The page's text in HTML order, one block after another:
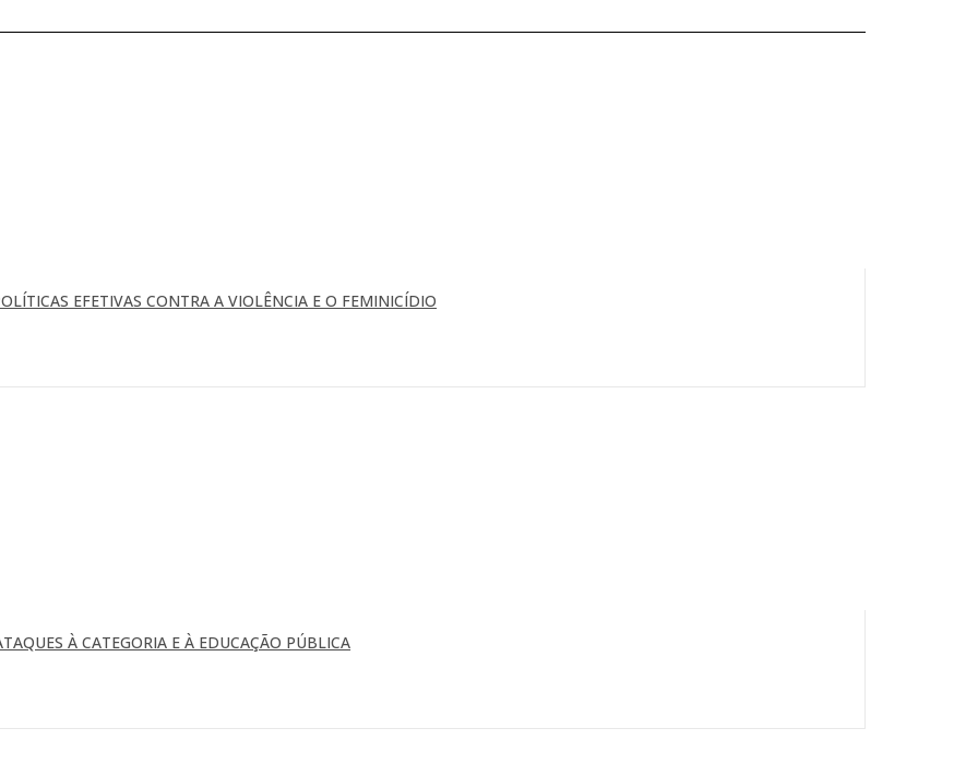
EFETIVAS CONTRA A VIOLÊNCIA E O FEMINICÍDIO
À CATEGORIA E À EDUCAÇÃO PÚBLICA